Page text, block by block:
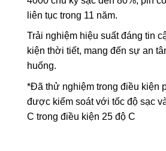
liên tục trong 11 năm.
Trải nghiệm hiệu suất đáng tin
kiện thời tiết, mang đến sự an
huống.
*Đã thử nghiệm trong điều kiện
được kiểm soát với tốc độ sạc
C trong điều kiện 25 độ C